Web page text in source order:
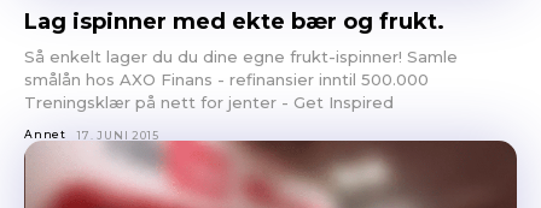
Lag ispinner med ekte bær og frukt.
Så enkelt lager du du dine egne frukt-ispinner! Samle
smålån hos AXO Finans - refinansier inntil 500.000
Treningsklær på nett for jenter - Get Inspired
Annet 17. JUNI 2015